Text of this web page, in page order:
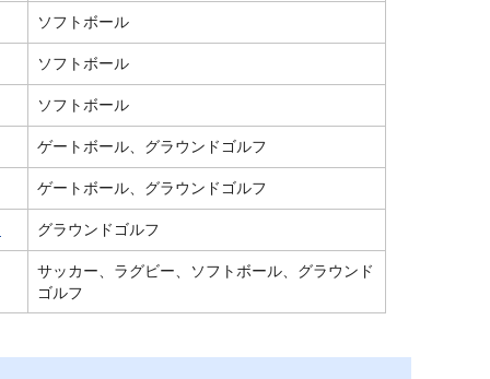
ソフトボール
ソフトボール
ソフトボール
ゲートボール、グラウンドゴルフ
ゲートボール、グラウンドゴルフ
グラウンドゴルフ
サッカー、ラグビー、ソフトボール、グラウンド
ゴルフ